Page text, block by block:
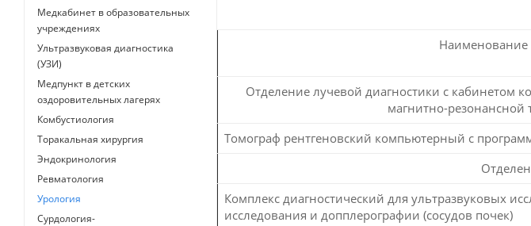
Наименование
Отделение лучевой диагностики с кабинетом
магнитно-резонансной
Томограф рентгеновский компьютерный с
Комплекс диагностический для ультразвуковых
исследования и допплерографии (сосудов почек)
Медкабинет в образовательных
учреждениях
Ультразвуковая диагностика
(УЗИ)
Медпункт в детских
оздоровительных лагерях
Комбустиология
Торакальная хирургия
Эндокринология
Ревматология
Урология
Сурдология-